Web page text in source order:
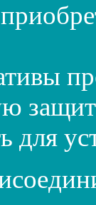
для